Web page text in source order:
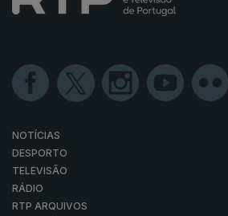
NOTÍCIAS
DESPORTO
TELEVISÃO
RÁDIO
RTP ARQUIVOS